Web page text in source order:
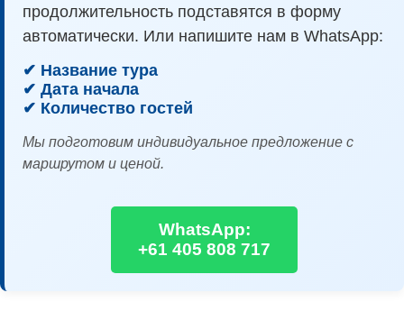
продолжительность подставятся в форму
автоматически. Или напишите нам в WhatsApp:
✔ Название тура
✔ Дата начала
✔ Количество гостей
Мы подготовим индивидуальное предложение с
маршрутом и ценой.
WhatsApp:
+61 405 808 717